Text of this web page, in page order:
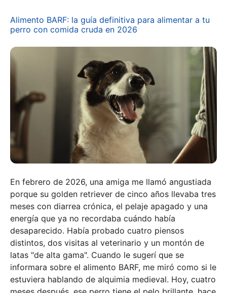
Alimento BARF: la guía definitiva para alimentar a tu
perro con comida cruda en 2026
En febrero de 2026, una amiga me llamó angustiada
porque su golden retriever de cinco años llevaba tres
meses con diarrea crónica, el pelaje apagado y una
energía que ya no recordaba cuándo había
desaparecido. Había probado cuatro piensos
distintos, dos visitas al veterinario y un montón de
latas "de alta gama". Cuando le sugerí que se
informara sobre el alimento BARF, me miró como si le
estuviera hablando de alquimia medieval. Hoy, cuatro